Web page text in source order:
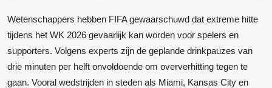
Wetenschappers hebben FIFA gewaarschuwd dat extreme hitte
tijdens het WK 2026 gevaarlijk kan worden voor spelers en
supporters. Volgens experts zijn de geplande drinkpauzes van
drie minuten per helft onvoldoende om oververhitting tegen te
gaan. Vooral wedstrijden in steden als Miami, Kansas City en